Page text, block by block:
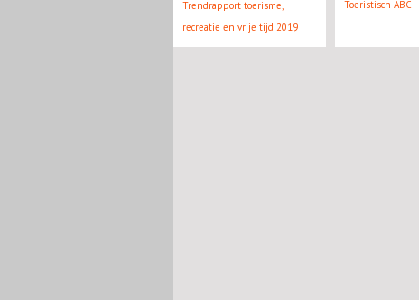
Trendrapport toerisme,
recreatie en vrije tijd 2019
Toeristisch ABC